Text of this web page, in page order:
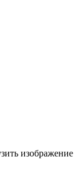
изображение